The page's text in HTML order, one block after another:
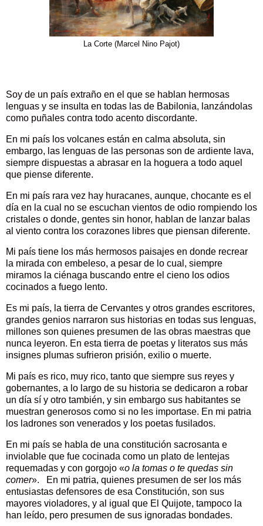
La Corte (Marcel Nino Pajot)
Soy de un país extraño en el que se hablan hermosas
lenguas y se insulta en todas las de Babilonia, lanzándolas
como puñales contra todo acento discordante.
En mi país los volcanes están en calma absoluta, sin
embargo, las lenguas de las personas son de ardiente lava,
siempre dispuestas a abrasar en la hoguera a todo aquel
que piense diferente.
En mi país rara vez hay huracanes, aunque, chocante es el
día en la cual no se escuchan vientos de odio rompiendo los
cristales o donde, gentes sin honor, hablan de lanzar balas
al viento contra los corazones libres que piensan diferente.
Mi país tiene los más hermosos paisajes en donde recrear
la mirada con embeleso, a pesar de lo cual, siempre
miramos la ciénaga buscando entre el cieno los odios
cocinados a fuego lento.
Es mi país, la tierra de Cervantes y otros grandes escritores,
grandes genios narraron sus historias en todas sus lenguas,
millones son quienes presumen de las obras maestras que
nunca leyeron. En esta tierra de poetas y literatos sus más
insignes plumas sufrieron prisión, exilio o muerte.
Mi país es rico, muy rico, tanto que siempre sus reyes y
gobernantes, a lo largo de su historia se dedicaron a robar
un día sí y otro también, y sin embargo sus habitantes se
muestran generosos como si no les importase. En mi patria
los ladrones son venerados y los poetas fusilados.
En mi país se habla de una constitución sacrosanta e
inviolable que fue cocinada como un plato de lentejas
requemadas y con gorgojo «o la tomas o te quedas sin
comer». En mi patria, quienes presumen de ser los más
entusiastas defensores de esa Constitución, son sus
mayores violadores, y al igual que El Quijote, tampoco la
han leído, pero presumen de sus ignoradas bondades.